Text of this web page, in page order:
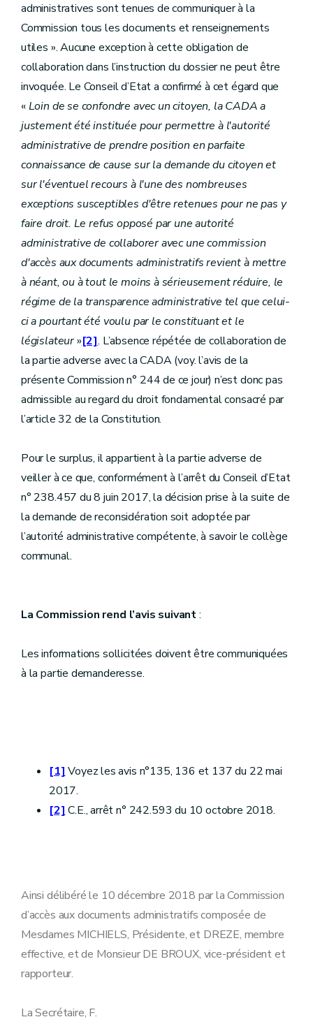
administratives sont tenues de communiquer à la
Commission tous les documents et renseignements
utiles ». Aucune exception à cette obligation de
collaboration dans l’instruction du dossier ne peut être
invoquée. Le Conseil d’Etat a confirmé à cet égard que
«Loin de se confondre avec un citoyen, la CADA a
justement été instituée pour permettre à l'autorité
administrative de prendre position en parfaite
connaissance de cause sur la demande du citoyen et
sur l'éventuel recours à l'une des nombreuses
exceptions susceptibles d'être retenues pour ne pas y
faire droit. Le refus opposé par une autorité
administrative de collaborer avec une commission
d'accès aux documents administratifs revient à mettre
à néant, ou à tout le moins à sérieusement réduire, le
régime de la transparence administrative tel que celui-
ci a pourtant été voulu par le constituant et le
législateur»[2]. L’absence répétée de collaboration de
la partie adverse avec la CADA (voy. l’avis de la
présente Commission n° 244 de ce jour) n’est donc pas
admissible au regard du droit fondamental consacré par
l’article 32 de la Constitution.
Pour le surplus, il appartient à la partie adverse de
veiller à ce que, conformément à l’arrêt du Conseil d’Etat
n° 238.457 du 8 juin 2017, la décision prise à la suite de
la demande de reconsidération soit adoptée par
l’autorité administrative compétente, à savoir le collège
communal.
La Commission rend l’avis suivant:
Les informations sollicitées doivent être communiquées
à la partie demanderesse.
[1] Voyez les avis n°135, 136 et 137 du 22 mai
2017.
[2] C.E., arrêt n° 242.593 du 10 octobre 2018.
Ainsi délibéré le 10 décembre 2018 par la Commission
d’accès aux documents administratifs composée de
Mesdames MICHIELS, Présidente, et DREZE, membre
effective, et de Monsieur DE BROUX, vice-président et
rapporteur.
La Secrétaire, F.